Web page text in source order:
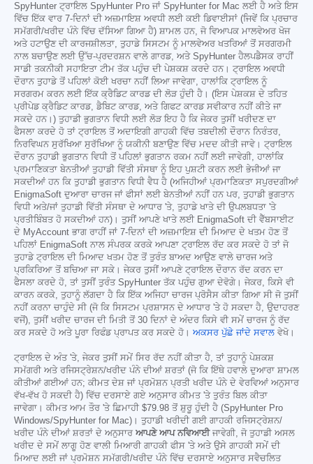
SpyHunter ਟ੍ਰਾਇਲ SpyHunter Pro ਜਾਂ SpyHunter for Mac ਲਈ ਹੈ ਅਤੇ ਇਸ
ਵਿੱਚ ਇੱਕ ਵਾਰ 7-ਦਿਨਾਂ ਦੀ ਅਜ਼ਮਾਇਸ਼ ਅਵਧੀ ਲਈ ਕਈ ਡਿਵਾਈਸਾਂ (ਜਿਵੇਂ ਕਿ ਪ੍ਰਚਾਰ
ਸਮੱਗਰੀ/ਖਰੀਦ ਪੰਨੇ ਵਿੱਚ ਦੱਸਿਆ ਗਿਆ ਹੈ) ਸ਼ਾਮਲ ਹਨ, ਜੋ ਵਿਆਪਕ ਮਾਲਵੇਅਰ ਖੋਜ
ਅਤੇ ਹਟਾਉਣ ਦੀ ਕਾਰਜਸ਼ੀਲਤਾ, ਤੁਹਾਡੇ ਸਿਸਟਮ ਨੂੰ ਮਾਲਵੇਅਰ ਖਤਰਿਆਂ ਤੋਂ ਸਰਗਰਮੀ
ਨਾਲ ਬਚਾਉਣ ਲਈ ਉੱਚ-ਪ੍ਰਦਰਸ਼ਨ ਵਾਲੇ ਗਾਰਡ, ਅਤੇ SpyHunter ਹੈਲਪਡੈਸਕ ਰਾਹੀਂ
ਸਾਡੀ ਤਕਨੀਕੀ ਸਹਾਇਤਾ ਟੀਮ ਤੱਕ ਪਹੁੰਚ ਦੀ ਪੇਸ਼ਕਸ਼ ਕਰਦੇ ਹਨ। ਟ੍ਰਾਇਲ ਅਵਧੀ
ਦੌਰਾਨ ਤੁਹਾਡੇ ਤੋਂ ਪਹਿਲਾਂ ਕੋਈ ਖਰਚਾ ਨਹੀਂ ਲਿਆ ਜਾਵੇਗਾ, ਹਾਲਾਂਕਿ ਟ੍ਰਾਇਲ ਨੂੰ
ਸਰਗਰਮ ਕਰਨ ਲਈ ਇੱਕ ਕ੍ਰੈਡਿਟ ਕਾਰਡ ਦੀ ਲੋੜ ਹੁੰਦੀ ਹੈ। (ਇਸ ਪੇਸ਼ਕਸ਼ ਦੇ ਤਹਿਤ
ਪ੍ਰੀਪੇਡ ਕ੍ਰੈਡਿਟ ਕਾਰਡ, ਡੈਬਿਟ ਕਾਰਡ, ਅਤੇ ਗਿਫਟ ਕਾਰਡ ਸਵੀਕਾਰ ਨਹੀਂ ਕੀਤੇ ਜਾ
ਸਕਦੇ ਹਨ।) ਤੁਹਾਡੀ ਭੁਗਤਾਨ ਵਿਧੀ ਲਈ ਲੋੜ ਇਹ ਹੈ ਕਿ ਜੇਕਰ ਤੁਸੀਂ ਖਰੀਦਣ ਦਾ
ਫੈਸਲਾ ਕਰਦੇ ਹੋ ਤਾਂ ਟ੍ਰਾਇਲ ਤੋਂ ਅਦਾਇਗੀ ਗਾਹਕੀ ਵਿੱਚ ਤਬਦੀਲੀ ਦੌਰਾਨ ਨਿਰੰਤਰ,
ਨਿਰਵਿਘਨ ਸੁਰੱਖਿਆ ਸੁਰੱਖਿਆ ਨੂੰ ਯਕੀਨੀ ਬਣਾਉਣ ਵਿੱਚ ਮਦਦ ਕੀਤੀ ਜਾਵੇ। ਟ੍ਰਾਇਲ
ਦੌਰਾਨ ਤੁਹਾਡੀ ਭੁਗਤਾਨ ਵਿਧੀ ਤੋਂ ਪਹਿਲਾਂ ਭੁਗਤਾਨ ਰਕਮ ਨਹੀਂ ਲਈ ਜਾਵੇਗੀ, ਹਾਲਾਂਕਿ
ਪ੍ਰਮਾਣਿਕਤਾ ਬੇਨਤੀਆਂ ਤੁਹਾਡੀ ਵਿੱਤੀ ਸੰਸਥਾ ਨੂੰ ਇਹ ਪੁਸ਼ਟੀ ਕਰਨ ਲਈ ਭੇਜੀਆਂ ਜਾ
ਸਕਦੀਆਂ ਹਨ ਕਿ ਤੁਹਾਡੀ ਭੁਗਤਾਨ ਵਿਧੀ ਵੈਧ ਹੈ (ਅਜਿਹੀਆਂ ਪ੍ਰਮਾਣਿਕਤਾ ਸਪੁਰਦਗੀਆਂ
EnigmaSoft ਦੁਆਰਾ ਚਾਰਜ ਜਾਂ ਫੀਸਾਂ ਲਈ ਬੇਨਤੀਆਂ ਨਹੀਂ ਹਨ ਪਰ, ਤੁਹਾਡੀ ਭੁਗਤਾਨ
ਵਿਧੀ ਅਤੇ/ਜਾਂ ਤੁਹਾਡੀ ਵਿੱਤੀ ਸੰਸਥਾ ਦੇ ਆਧਾਰ 'ਤੇ, ਤੁਹਾਡੇ ਖਾਤੇ ਦੀ ਉਪਲਬਧਤਾ 'ਤੇ
ਪ੍ਰਤੀਬਿੰਬਤ ਹੋ ਸਕਦੀਆਂ ਹਨ)। ਤੁਸੀਂ ਆਪਣੇ ਖਾਤੇ ਲਈ EnigmaSoft ਦੀ ਵੈੱਬਸਾਈਟ
ਦੇ MyAccount ਭਾਗ ਰਾਹੀਂ ਜਾਂ 7-ਦਿਨਾਂ ਦੀ ਅਜ਼ਮਾਇਸ਼ ਦੀ ਮਿਆਦ ਦੇ ਖਤਮ ਹੋਣ ਤੋਂ
ਪਹਿਲਾਂ EnigmaSoft ਨਾਲ ਸੰਪਰਕ ਕਰਕੇ ਆਪਣਾ ਟ੍ਰਾਇਲ ਰੱਦ ਕਰ ਸਕਦੇ ਹੋ ਤਾਂ ਜੋ
ਤੁਹਾਡੇ ਟ੍ਰਾਇਲ ਦੀ ਮਿਆਦ ਖਤਮ ਹੋਣ ਤੋਂ ਤੁਰੰਤ ਬਾਅਦ ਆਉਣ ਵਾਲੇ ਚਾਰਜ ਅਤੇ
ਪ੍ਰਕਿਰਿਆ ਤੋਂ ਬਚਿਆ ਜਾ ਸਕੇ। ਜੇਕਰ ਤੁਸੀਂ ਆਪਣੇ ਟ੍ਰਾਇਲ ਦੌਰਾਨ ਰੱਦ ਕਰਨ ਦਾ
ਫੈਸਲਾ ਕਰਦੇ ਹੋ, ਤਾਂ ਤੁਸੀਂ ਤੁਰੰਤ SpyHunter ਤੱਕ ਪਹੁੰਚ ਗੁਆ ਦੇਵੋਗੇ। ਜੇਕਰ, ਕਿਸੇ ਵੀ
ਕਾਰਨ ਕਰਕੇ, ਤੁਹਾਨੂੰ ਲੱਗਦਾ ਹੈ ਕਿ ਇੱਕ ਅਜਿਹਾ ਚਾਰਜ ਪ੍ਰੋਸੈਸ ਕੀਤਾ ਗਿਆ ਸੀ ਜੋ ਤੁਸੀਂ
ਨਹੀਂ ਕਰਨਾ ਚਾਹੁੰਦੇ ਸੀ (ਜੋ ਕਿ ਸਿਸਟਮ ਪ੍ਰਸ਼ਾਸਨ ਦੇ ਆਧਾਰ 'ਤੇ ਹੋ ਸਕਦਾ ਹੈ, ਉਦਾਹਰਣ
ਵਜੋਂ), ਤੁਸੀਂ ਖਰੀਦ ਚਾਰਜ ਦੀ ਮਿਤੀ ਤੋਂ 30 ਦਿਨਾਂ ਦੇ ਅੰਦਰ ਕਿਸੇ ਵੀ ਸਮੇਂ ਚਾਰਜ ਨੂੰ ਰੱਦ
ਕਰ ਸਕਦੇ ਹੋ ਅਤੇ ਪੂਰਾ ਰਿਫੰਡ ਪ੍ਰਾਪਤ ਕਰ ਸਕਦੇ ਹੋ। ਅਕਸਰ ਪੁੱਛੇ ਜਾਂਦੇ ਸਵਾਲ ਵੇਖੋ।
ਟ੍ਰਾਇਲ ਦੇ ਅੰਤ 'ਤੇ, ਜੇਕਰ ਤੁਸੀਂ ਸਮੇਂ ਸਿਰ ਰੱਦ ਨਹੀਂ ਕੀਤਾ ਹੈ, ਤਾਂ ਤੁਹਾਨੂੰ ਪੇਸ਼ਕਸ਼
ਸਮੱਗਰੀ ਅਤੇ ਰਜਿਸਟ੍ਰੇਸ਼ਨ/ਖਰੀਦ ਪੰਨੇ ਦੀਆਂ ਸ਼ਰਤਾਂ (ਜੋ ਕਿ ਇੱਥੇ ਹਵਾਲੇ ਦੁਆਰਾ ਸ਼ਾਮਲ
ਕੀਤੀਆਂ ਗਈਆਂ ਹਨ; ਕੀਮਤ ਦੇਸ਼ ਜਾਂ ਪ੍ਰਮੋਸ਼ਨ ਪ੍ਰਤੀ ਖਰੀਦ ਪੰਨੇ ਦੇ ਵੇਰਵਿਆਂ ਅਨੁਸਾਰ
ਵੱਖ-ਵੱਖ ਹੋ ਸਕਦੀ ਹੈ) ਵਿੱਚ ਦਰਸਾਏ ਗਏ ਅਨੁਸਾਰ ਕੀਮਤ 'ਤੇ ਤੁਰੰਤ ਬਿਲ ਕੀਤਾ
ਜਾਵੇਗਾ। ਕੀਮਤ ਆਮ ਤੌਰ 'ਤੇ ਛਿਮਾਹੀ $79.98 ਤੋਂ ਸ਼ੁਰੂ ਹੁੰਦੀ ਹੈ (SpyHunter Pro
Windows/SpyHunter for Mac)। ਤੁਹਾਡੀ ਖਰੀਦੀ ਗਈ ਗਾਹਕੀ ਰਜਿਸਟ੍ਰੇਸ਼ਨ/
ਖਰੀਦ ਪੰਨੇ ਦੀਆਂ ਸ਼ਰਤਾਂ ਦੇ ਅਨੁਸਾਰ ਆਪਣੇ ਆਪ ਨਵਿਆਈਜਾਵੇਗੀ, ਜੋ ਤੁਹਾਡੀ ਅਸਲ
ਖਰੀਦ ਦੇ ਸਮੇਂ ਲਾਗੂ ਹੋਣ ਵਾਲੀ ਮਿਆਰੀ ਗਾਹਕੀ ਫੀਸ 'ਤੇ ਅਤੇ ਉਸੇ ਗਾਹਕੀ ਸਮੇਂ ਦੀ
ਮਿਆਦ ਲਈ ਜਾਂ ਪ੍ਰਮੋਸ਼ਨ ਸਮੱਗਰੀ/ਖਰੀਦ ਪੰਨੇ ਵਿੱਚ ਦਰਸਾਏ ਅਨੁਸਾਰ ਸਵੈਚਲਿਤ